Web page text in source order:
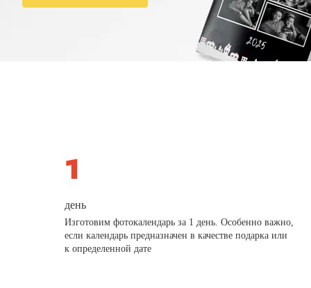
день
Изготовим фотокалендарь за 1 день. Особенно важно,
если календарь предназначен в качестве подарка или
к определенной дате